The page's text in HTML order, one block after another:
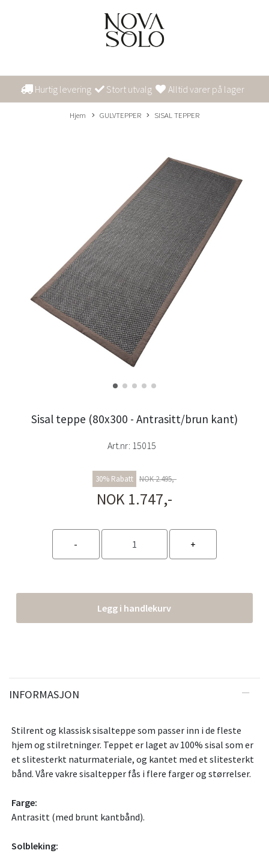
Hurtig levering Stort utvalg Alltid varer på lager
Hjem GULVTEPPER SISAL TEPPER
Sisal teppe (80x300 - Antrasitt/brun kant)
Art.nr: 15015
30% Rabatt NOK 2.495,-
NOK 1.747,-
Legg i handlekurv
INFORMASJON
Stilrent og klassisk sisalteppe som passer inn i de fleste
hjem og stilretninger. Teppet er laget av 100% sisal som er
et slitesterkt naturmateriale, og kantet med et slitesterkt
bånd. Våre vakre sisaltepper fås i flere farger og størrelser.
Farge:
Antrasitt (med brunt kantbånd).
Solbleking: